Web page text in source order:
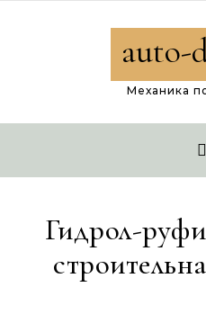
auto-
Механика
Гидрол-